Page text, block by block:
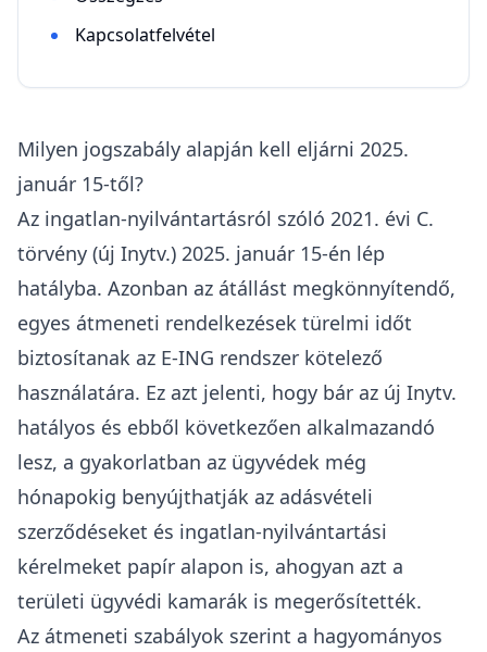
Kapcsolatfelvétel
Milyen jogszabály alapján kell eljárni 2025.
január 15-től?
Az ingatlan-nyilvántartásról szóló 2021. évi C.
törvény (új Inytv.) 2025. január 15-én lép
hatályba. Azonban az átállást megkönnyítendő,
egyes átmeneti rendelkezések türelmi időt
biztosítanak az E-ING rendszer kötelező
használatára. Ez azt jelenti, hogy bár az új Inytv.
hatályos és ebből következően alkalmazandó
lesz, a gyakorlatban az ügyvédek még
hónapokig benyújthatják az adásvételi
szerződéseket és ingatlan-nyilvántartási
kérelmeket papír alapon is, ahogyan azt a
területi ügyvédi kamarák is megerősítették.
Az átmeneti szabályok szerint a hagyományos